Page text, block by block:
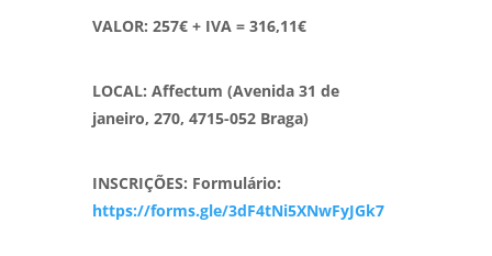
VALOR: 257€ + IVA = 316,11€
LOCAL: Affectum (Avenida 31 de
janeiro, 270, 4715-052 Braga)
INSCRIÇÕES: Formulário:
https://forms.gle/3dF4tNi5XNwFyJGk7